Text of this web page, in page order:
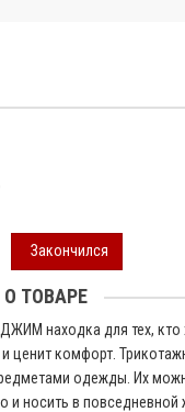
Закончился
ТОВАРЕ
находка для тех, кто
ценит комфорт.
одежды. Их
и носить в